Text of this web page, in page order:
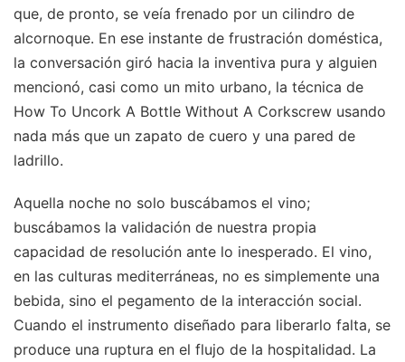
que, de pronto, se veía frenado por un cilindro de
alcornoque. En ese instante de frustración doméstica,
la conversación giró hacia la inventiva pura y alguien
mencionó, casi como un mito urbano, la técnica de
How To Uncork A Bottle Without A Corkscrew usando
nada más que un zapato de cuero y una pared de
ladrillo.
Aquella noche no solo buscábamos el vino;
buscábamos la validación de nuestra propia
capacidad de resolución ante lo inesperado. El vino,
en las culturas mediterráneas, no es simplemente una
bebida, sino el pegamento de la interacción social.
Cuando el instrumento diseñado para liberarlo falta, se
produce una ruptura en el flujo de la hospitalidad. La